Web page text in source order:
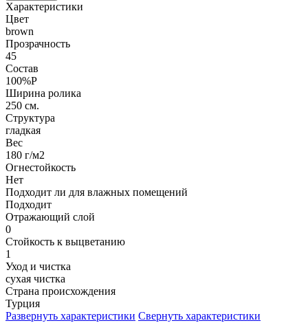
Характеристики
Цвет
brown
Прозрачность
45
Состав
100%P
Ширина ролика
250 см.
Структура
гладкая
Вес
180 г/м2
Огнестойкость
Нет
Подходит ли для влажных помещений
Подходит
Отражающий слой
0
Стойкость к выцветанию
1
Уход и чистка
сухая чистка
Страна происхождения
Турция
Развернуть характеристики Свернуть характеристики